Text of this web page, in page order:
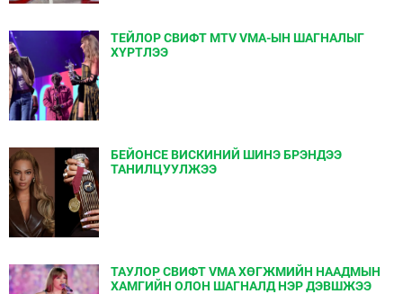
ТЕЙЛОР СВИФТ MTV VMA-ЫН ШАГНАЛЫГ
ХҮРТЛЭЭ
БЕЙОНСЕ ВИСКИНИЙ ШИНЭ БРЭНДЭЭ
ТАНИЛЦУУЛЖЭЭ
ТАУЛОР СВИФТ VMA ХӨГЖМИЙН НААДМЫН
ХАМГИЙН ОЛОН ШАГНАЛД НЭР ДЭВШЖЭЭ